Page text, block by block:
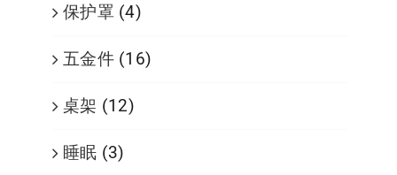
保护罩 (4)
五金件 (16)
桌架 (12)
睡眠 (3)